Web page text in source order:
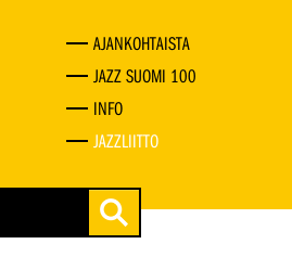
AJANKOHTAISTA
JAZZ SUOMI 100
INFO
JAZZLIITTO